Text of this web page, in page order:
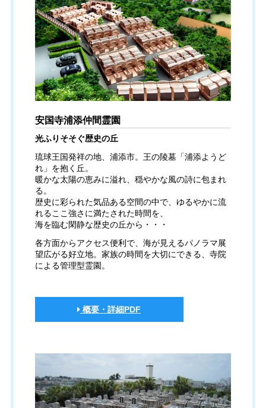
安国寺浦添仲間霊園
光ふりそそぐ歴史の丘
琉球王国発祥の地、浦添市。王の陵墓「浦添ようど
れ」を抱く丘。
暖かな太陽の恵みに溢れ、穏やかな風の詩に包まれ
る。
歴史に彩られた気品ある空間の中で、ゆるやかに流
れるここ強さに満たされた時間を、
海を臨む閑静な歴史の丘から・・・
各方面からアクセス便利で、海が見えるパノラマ展
望広がる好立地。家族の時間を大切にできる、寺院
による管理型霊園。
概要・詳細PDF